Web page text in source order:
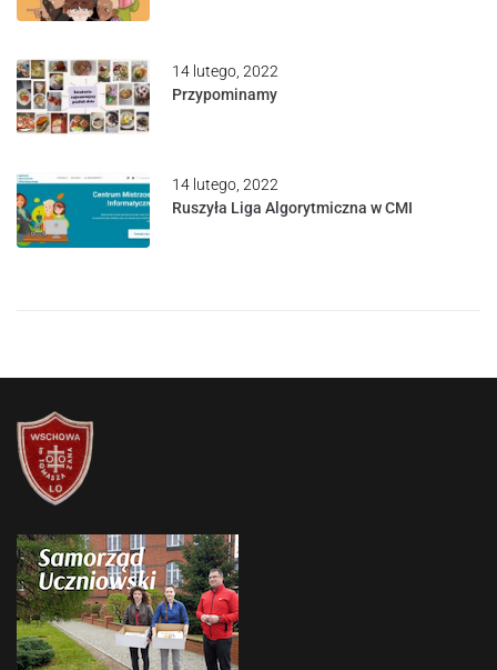
14 lutego, 2022
Przypominamy
14 lutego, 2022
Ruszyła Liga Algorytmiczna w CMI